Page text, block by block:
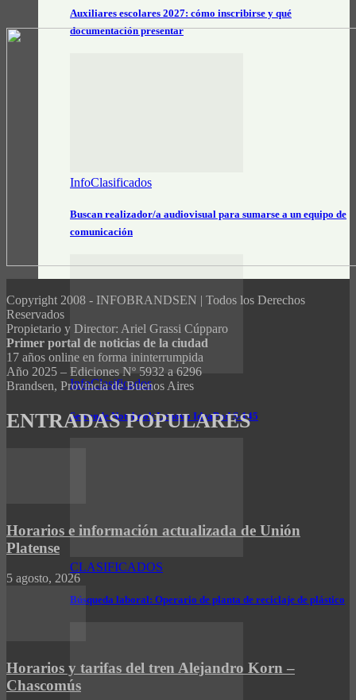
Auxiliares escolares 2027: cómo inscribirse y qué
documentación presentar
InfoClasificados
Buscan realizador/a audiovisual para sumarse a un equipo de
comunicación
InfoClasificados
Se vende Notebook Lenovo IdeaPad S-145
CLASIFICADOS
Búsqueda laboral: Operario de planta de reciclaje de plástico
Copyright 2008 - INFOBRANDSEN | Todos los Derechos
Reservados
Propietario y Director: Ariel Grassi Cúpparo
Primer portal de noticias de la ciudad
17 años online en forma ininterrumpida
Año 2025 – Ediciones Nº 5932 a 6296
Brandsen, Provincia de Buenos Aires
ENTRADAS POPULARES
Horarios e información actualizada de Unión
Platense
5 agosto, 2026
Horarios y tarifas del tren Alejandro Korn –
Chascomús